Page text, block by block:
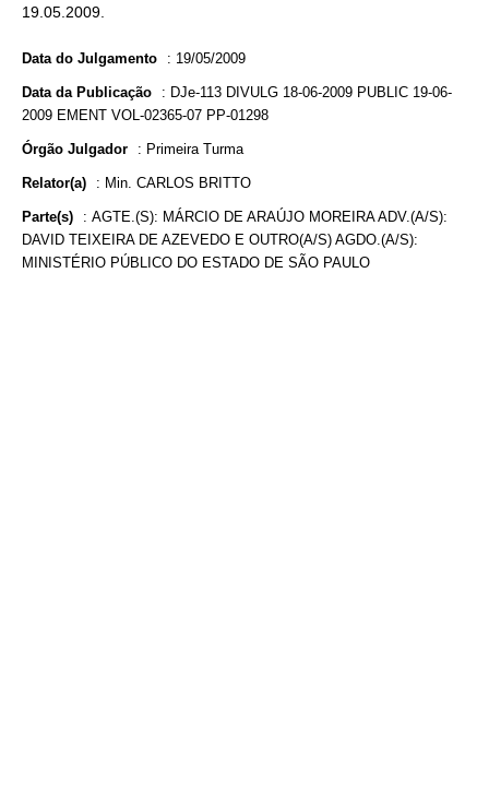
19.05.2009.
Data do Julgamento : 19/05/2009
Data da Publicação : DJe-113 DIVULG 18-06-2009 PUBLIC 19-06-
2009 EMENT VOL-02365-07 PP-01298
Órgão Julgador : Primeira Turma
Relator(a) : Min. CARLOS BRITTO
Parte(s) : AGTE.(S): MÁRCIO DE ARAÚJO MOREIRA ADV.(A/S):
DAVID TEIXEIRA DE AZEVEDO E OUTRO(A/S) AGDO.(A/S):
MINISTÉRIO PÚBLICO DO ESTADO DE SÃO PAULO